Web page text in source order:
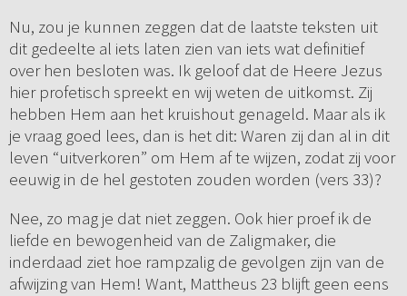
Nu, zou je kunnen zeggen dat de laatste teksten uit
dit gedeelte al iets laten zien van iets wat definitief
over hen besloten was. Ik geloof dat de Heere Jezus
hier profetisch spreekt en wij weten de uitkomst. Zij
hebben Hem aan het kruishout genageld. Maar als ik
je vraag goed lees, dan is het dit: Waren zij dan al in dit
leven “uitverkoren” om Hem af te wijzen, zodat zij voor
eeuwig in de hel gestoten zouden worden (vers 33)?
Nee, zo mag je dat niet zeggen. Ook hier proef ik de
liefde en bewogenheid van de Zaligmaker, die
inderdaad ziet hoe rampzalig de gevolgen zijn van de
afwijzing van Hem! Want, Mattheus 23 blijft geen eens